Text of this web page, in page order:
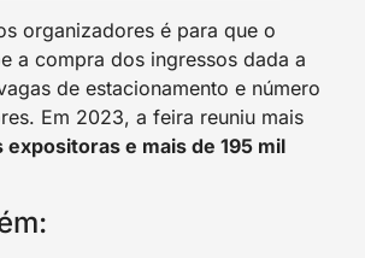
organizadores é para que o
a compra dos ingressos dada a
de estacionamento e número
Em 2023, a feira reuniu mais
e mais de 195 mil